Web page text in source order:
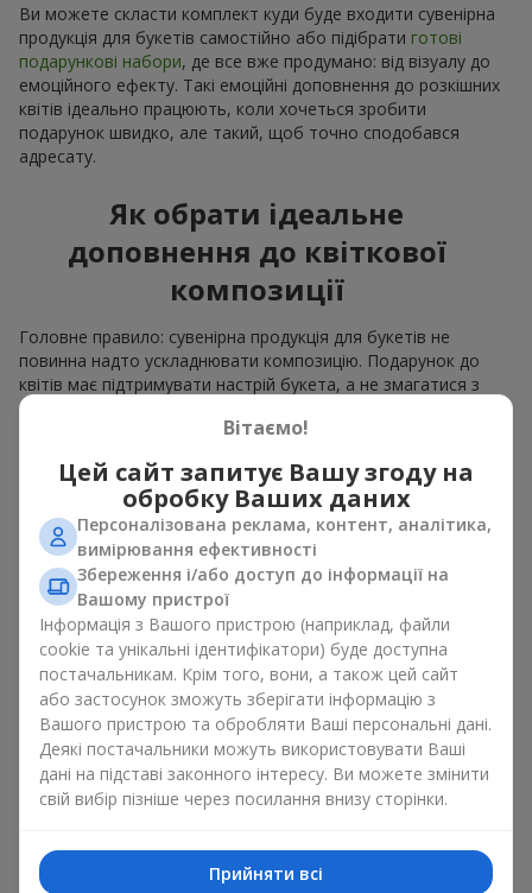
Ви можете скласти комплект куди буде входити сувенірна
продукція для букетів самостійно або підібрати готові
подарункові набори, де все вже продумано: від візуалу до
емоційного ефекту. Такі емоційні доповнення до розкішних
квітів ідеально працюють, коли хочеться зробити
подарунок швидко, але такий, щоб точно сподобався
адресату.
Як обрати ідеальне
доповнення до квіткової
композиції
Головне правило: сувенірна продукція для букетів не
повинна надто ускладнювати композицію. Подарунок до
квітів має підтримувати настрій букета, а не змагатися з
ним. Для ніжних композицій підійде сувенірна продукція для
букетів, як легкі символічні додатки та легкі елементи
Для яскравих є сенс використати більш сміливі додаткові
акценти, як вишуканіцукеркичи дорогі сувеніри.
Сувенірна продукція для букетів повинна вибиратись,
враховуючи й привід, і людину, якій адресований подарунок.
Якщо сумніваєтесь, яка сувенірна продукція для букетів вам
потрібна — обирайте універсальні маленькі приємності,
широкий вибір яких знайдеться у нашому каталозі.
Сувеніри до букетів на різні свята
Свято задає настрій, а сувенірна продукція для букетів його
підкреслює. Саме тому сувеніри для квітів часто обирають з
урахуванням дати та події. В нашому асортименті
знайдеться сувенірна продукція для букетів, що підійде до
бюджет.
Вітаємо!
Цей сайт запитує Вашу згоду на
обробку Ваших даних
Персоналізована реклама, контент, аналітика,
вимірювання ефективності
Збереження і/або доступ до інформації на
Вашому пристрої
Інформація з Вашого пристрою (наприклад, файли
cookie та унікальні ідентифікатори) буде доступна
постачальникам. Крім того, вони, а також цей сайт
або застосунок зможуть зберігати інформацію з
Вашого пристрою та обробляти Ваші персональні дані.
Деякі постачальники можуть використовувати Ваші
дані на підставі законного інтересу. Ви можете змінити
свій вибір пізніше через посилання внизу сторінки.
Прийняти всі